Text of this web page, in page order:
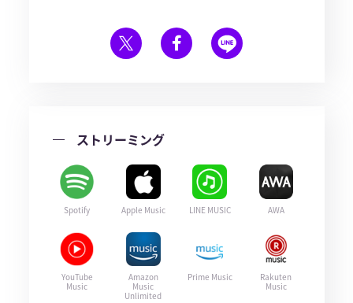
ストリーミング
Spotify Apple Music LINE MUSIC AWA
YouTube
Music
Amazon
Music
Unlimited
Prime Music
Rakuten
Music